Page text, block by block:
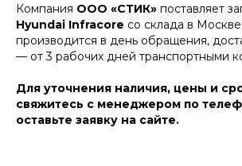
Компания ООО «СТИК» поставляет
Hyundai Infracore со склада в
производится в день обращения,
— от 3 рабочих дней транспортными
Для уточнения наличия, цены и
свяжитесь с менеджером по
оставьте заявку на сайте.